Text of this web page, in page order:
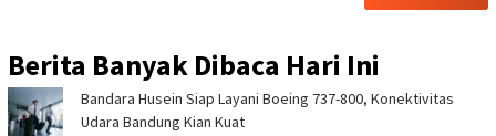
Berita Banyak Dibaca Hari Ini
Bandara Husein Siap Layani Boeing 737-800, Konektivitas
Udara Bandung Kian Kuat